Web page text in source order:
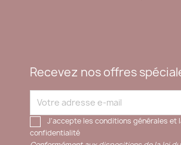
Recevez nos offres
J'accepte les conditions générales et
confidentialité